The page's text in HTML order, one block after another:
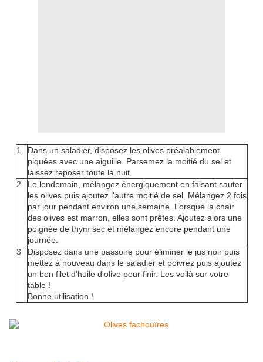
1
Dans un saladier, disposez les olives préalablement
piquées avec une aiguille. Parsemez la moitié du sel et
laissez reposer toute la nuit.
2
Le lendemain, mélangez énergiquement en faisant sauter
les olives puis ajoutez l'autre moitié de sel. Mélangez 2 fois
par jour pendant environ une semaine. Lorsque la chair
des olives est marron, elles sont prêtes. Ajoutez alors une
poignée de thym sec et mélangez encore pendant une
journée.
3
Disposez dans une passoire pour éliminer le jus noir puis
mettez à nouveau dans le saladier et poivrez puis ajoutez
un bon filet d'huile d'olive pour finir. Les voilà sur votre
table !
Bonne utilisation !